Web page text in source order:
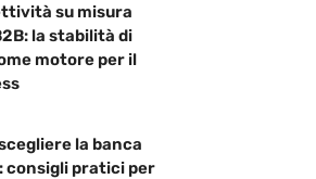
su misura
la stabilità di
motore per il
la banca
consigli pratici per